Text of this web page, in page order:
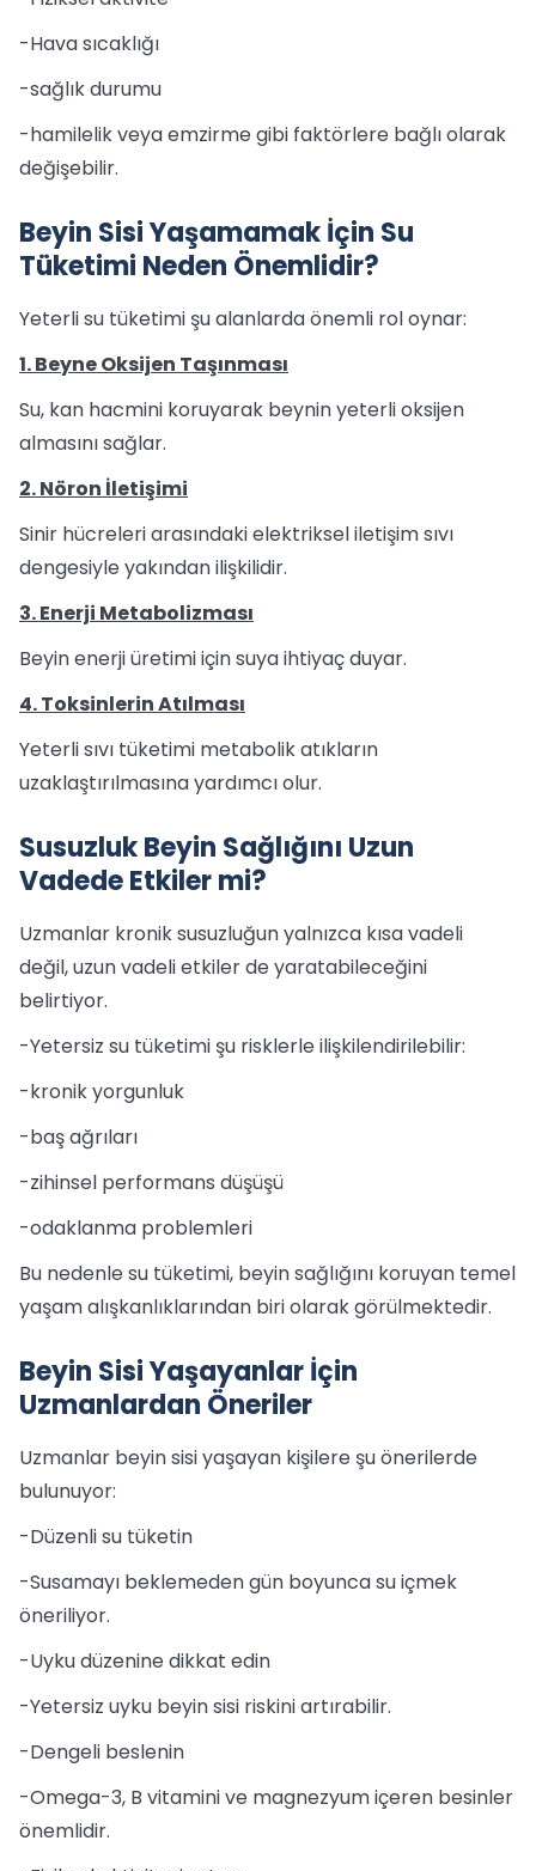
-Hava sıcaklığı
-sağlık durumu
-hamilelik veya emzirme gibi faktörlere bağlı olarak
değişebilir.
Beyin Sisi Yaşamamak İçin Su
Tüketimi Neden Önemlidir?
Yeterli su tüketimi şu alanlarda önemli rol oynar:
1. Beyne Oksijen Taşınması
Su, kan hacmini koruyarak beynin yeterli oksijen
almasını sağlar.
2. Nöron İletişimi
Sinir hücreleri arasındaki elektriksel iletişim sıvı
dengesiyle yakından ilişkilidir.
3. Enerji Metabolizması
Beyin enerji üretimi için suya ihtiyaç duyar.
4. Toksinlerin Atılması
Yeterli sıvı tüketimi metabolik atıkların
uzaklaştırılmasına yardımcı olur.
Susuzluk Beyin Sağlığını Uzun
Vadede Etkiler mi?
Uzmanlar kronik susuzluğun yalnızca kısa vadeli
değil, uzun vadeli etkiler de yaratabileceğini
belirtiyor.
-Yetersiz su tüketimi şu risklerle ilişkilendirilebilir:
-kronik yorgunluk
-baş ağrıları
-zihinsel performans düşüşü
-odaklanma problemleri
Bu nedenle su tüketimi, beyin sağlığını koruyan temel
yaşam alışkanlıklarından biri olarak görülmektedir.
Beyin Sisi Yaşayanlar İçin
Uzmanlardan Öneriler
Uzmanlar beyin sisi yaşayan kişilere şu önerilerde
bulunuyor:
-Düzenli su tüketin
-Susamayı beklemeden gün boyunca su içmek
öneriliyor.
-Uyku düzenine dikkat edin
-Yetersiz uyku beyin sisi riskini artırabilir.
-Dengeli beslenin
-Omega-3, B vitamini ve magnezyum içeren besinler
önemlidir.